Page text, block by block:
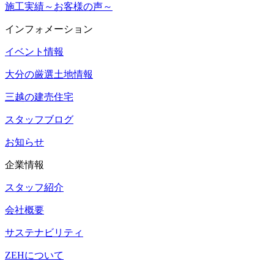
施工実績～お客様の声～
インフォメーション
イベント情報
大分の厳選土地情報
三越の建売住宅
スタッフブログ
お知らせ
企業情報
スタッフ紹介
会社概要
サステナビリティ
ZEHについて